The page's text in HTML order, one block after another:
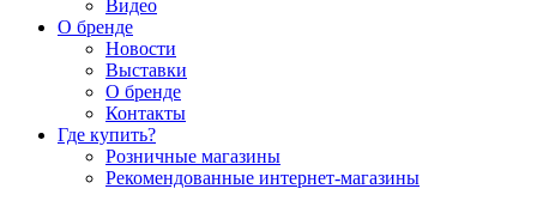
Видео
О бренде
Новости
Выставки
О бренде
Контакты
Где купить?
Розничные магазины
Рекомендованные интернет-магазины